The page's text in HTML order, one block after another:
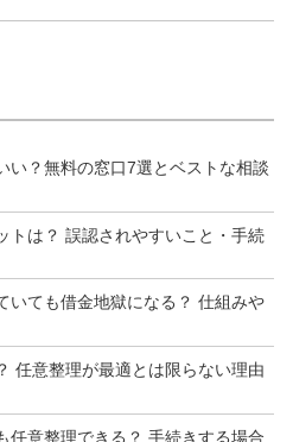
い？無料の窓口7選とベストな相談
トは？ 誤認されやすいこと・手続
いても借金地獄になる？ 仕組みや
任意整理が最適とは限らない理由
任意整理できる？ 手続きする場合